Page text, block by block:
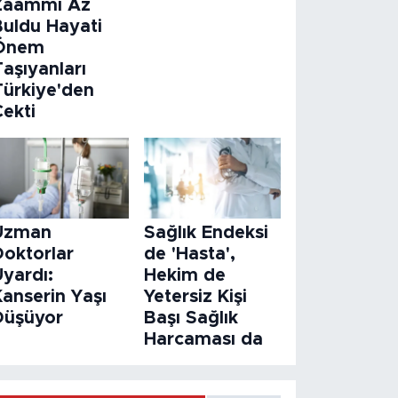
Az
Hayati
Yaşı
Sağlık Endeksi
de 'Hasta',
Hekim de
Yetersiz Kişi
Başı Sağlık
Harcaması da